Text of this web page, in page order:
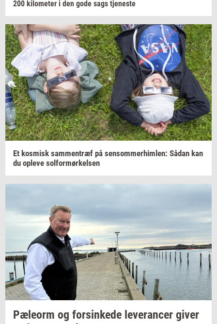
200 ki­lo­me­ter i den gode sags tje­ne­ste
Et kos­misk sam­men­træf på sen­som­mer­him­len: Sådan kan
du op­le­ve sol­for­mør­kel­sen
Pæle­orm og for­sin­ke­de le­ve­ran­cer giver